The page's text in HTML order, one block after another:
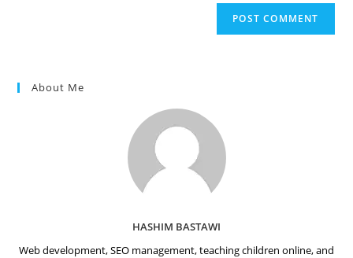
About Me
HASHIM BASTAWI
Web development, SEO management, teaching children online, and